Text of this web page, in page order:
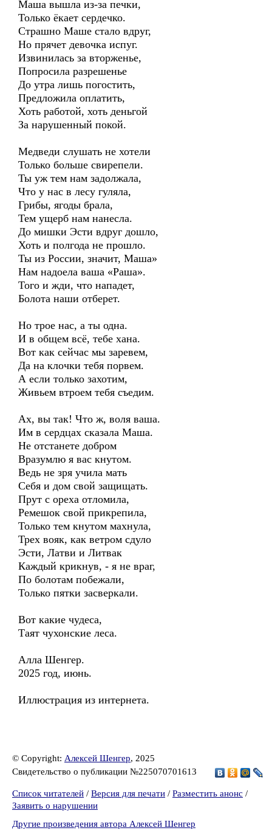
Маша вышла из-за печки,
Только ёкает сердечко.
Страшно Маше стало вдруг,
Но прячет девочка испуг.
Извинилась за вторженье,
Попросила разрешенье
До утра лишь погостить,
Предложила оплатить,
Хоть работой, хоть деньгой
За нарушенный покой.
Медведи слушать не хотели
Только больше свирепели.
Ты уж тем нам задолжала,
Что у нас в лесу гуляла,
Грибы, ягоды брала,
Тем ущерб нам нанесла.
До мишки Эсти вдруг дошло,
Хоть и полгода не прошло.
Ты из России, значит, Маша»
Нам надоела ваша «Раша».
Того и жди, что нападет,
Болота наши отберет.
Но трое нас, а ты одна.
И в общем всё, тебе хана.
Вот как сейчас мы заревем,
Да на клочки тебя порвем.
А если только захотим,
Живьем втроем тебя съедим.
Ах, вы так! Что ж, воля ваша.
Им в сердцах сказала Маша.
Не отстанете добром
Вразумлю я вас кнутом.
Ведь не зря учила мать
Себя и дом свой защищать.
Прут с ореха отломила,
Ремешок свой прикрепила,
Только тем кнутом махнула,
Трех вояк, как ветром сдуло
Эсти, Латви и Литвак
Каждый крикнув, - я не враг,
По болотам побежали,
Только пятки засверкали.
Вот какие чудеса,
Таят чухонские леса.
Алла Шенгер.
2025 год, июнь.
Иллюстрация из интернета.
© Copyright: Алексей Шенгер, 2025
Свидетельство о публикации №225070701613
Список читателей / Версия для печати / Разместить анонс /
Заявить о нарушении
Другие произведения автора Алексей Шенгер